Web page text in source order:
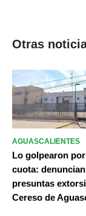
Otras
AGUASCALIENTES
Lo golpearon
cuota: denuncian
presuntas
Cereso de